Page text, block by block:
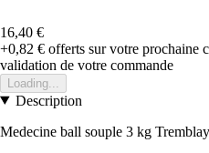
16,40 €
+0,82 € offerts sur votre prochaine
validation de votre commande
Loading...
Description
Medecine ball souple 3 kg Tremblay